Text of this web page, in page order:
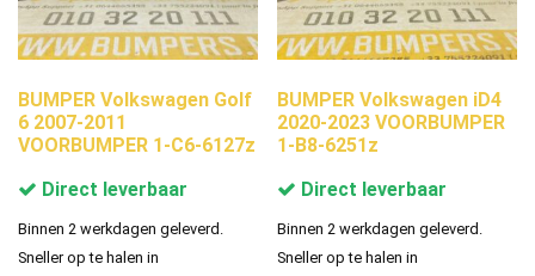
BUMPER Volkswagen Golf
6 2007-2011
VOORBUMPER 1-C6-6127z
Direct leverbaar
Binnen 2 werkdagen geleverd.
Sneller op te halen in
BUMPER Volkswagen iD4
2020-2023 VOORBUMPER
1-B8-6251z
Direct leverbaar
Binnen 2 werkdagen geleverd.
Sneller op te halen in